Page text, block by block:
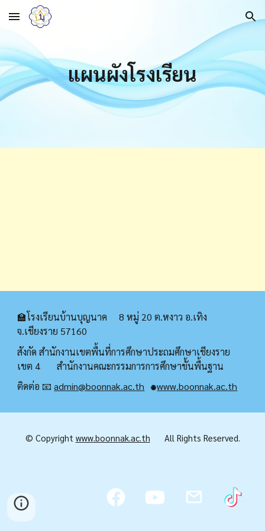
Skip to main content Skip to navigation
แผนผังโรงเรียน
🏫โรงเรียนบ้านบุญนาค 8 หมู่ 20 ต.หงาว อ.เทิง
จ.เชียงราย 57160
สังกัด สำนักงานเขตพื้นที่การศึกษาประถมศึกษาเชียงราย
เขต 4 สำนักงานคณะกรรมการการศึกษาขั้นพื้นฐาน
ติดต่อ 📧admin@boonnak.ac.th 🌐www.boonnak.ac.th
© Copyright www.boonnak.ac.th All Rights Reserved.